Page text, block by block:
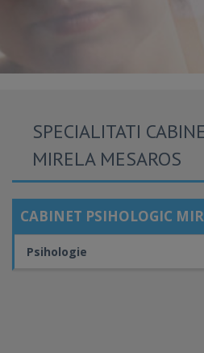
SPECIALITATI
MIRELA MESAROS
CABINET PSIHOLOGIC
Psihologie